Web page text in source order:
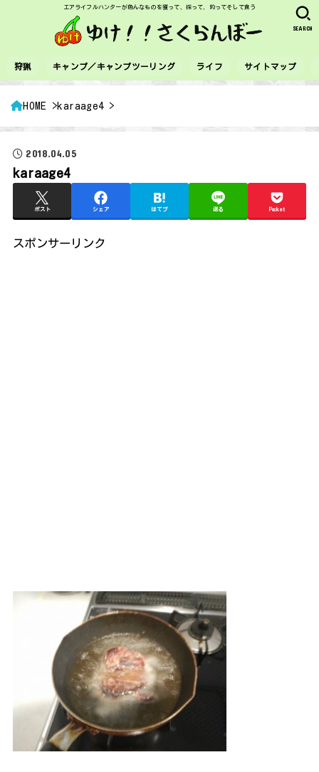
エアライフルハンターが色んなものを獲って、採って、釣ってそして食う
狩猟 キャンプ／キャンプツーリング ライフ サイトマップ
SEARCH
HOME karaage4
2018.04.05
karaage4
ポスト シェア はてブ 送る Pocket
スポンサーリンク